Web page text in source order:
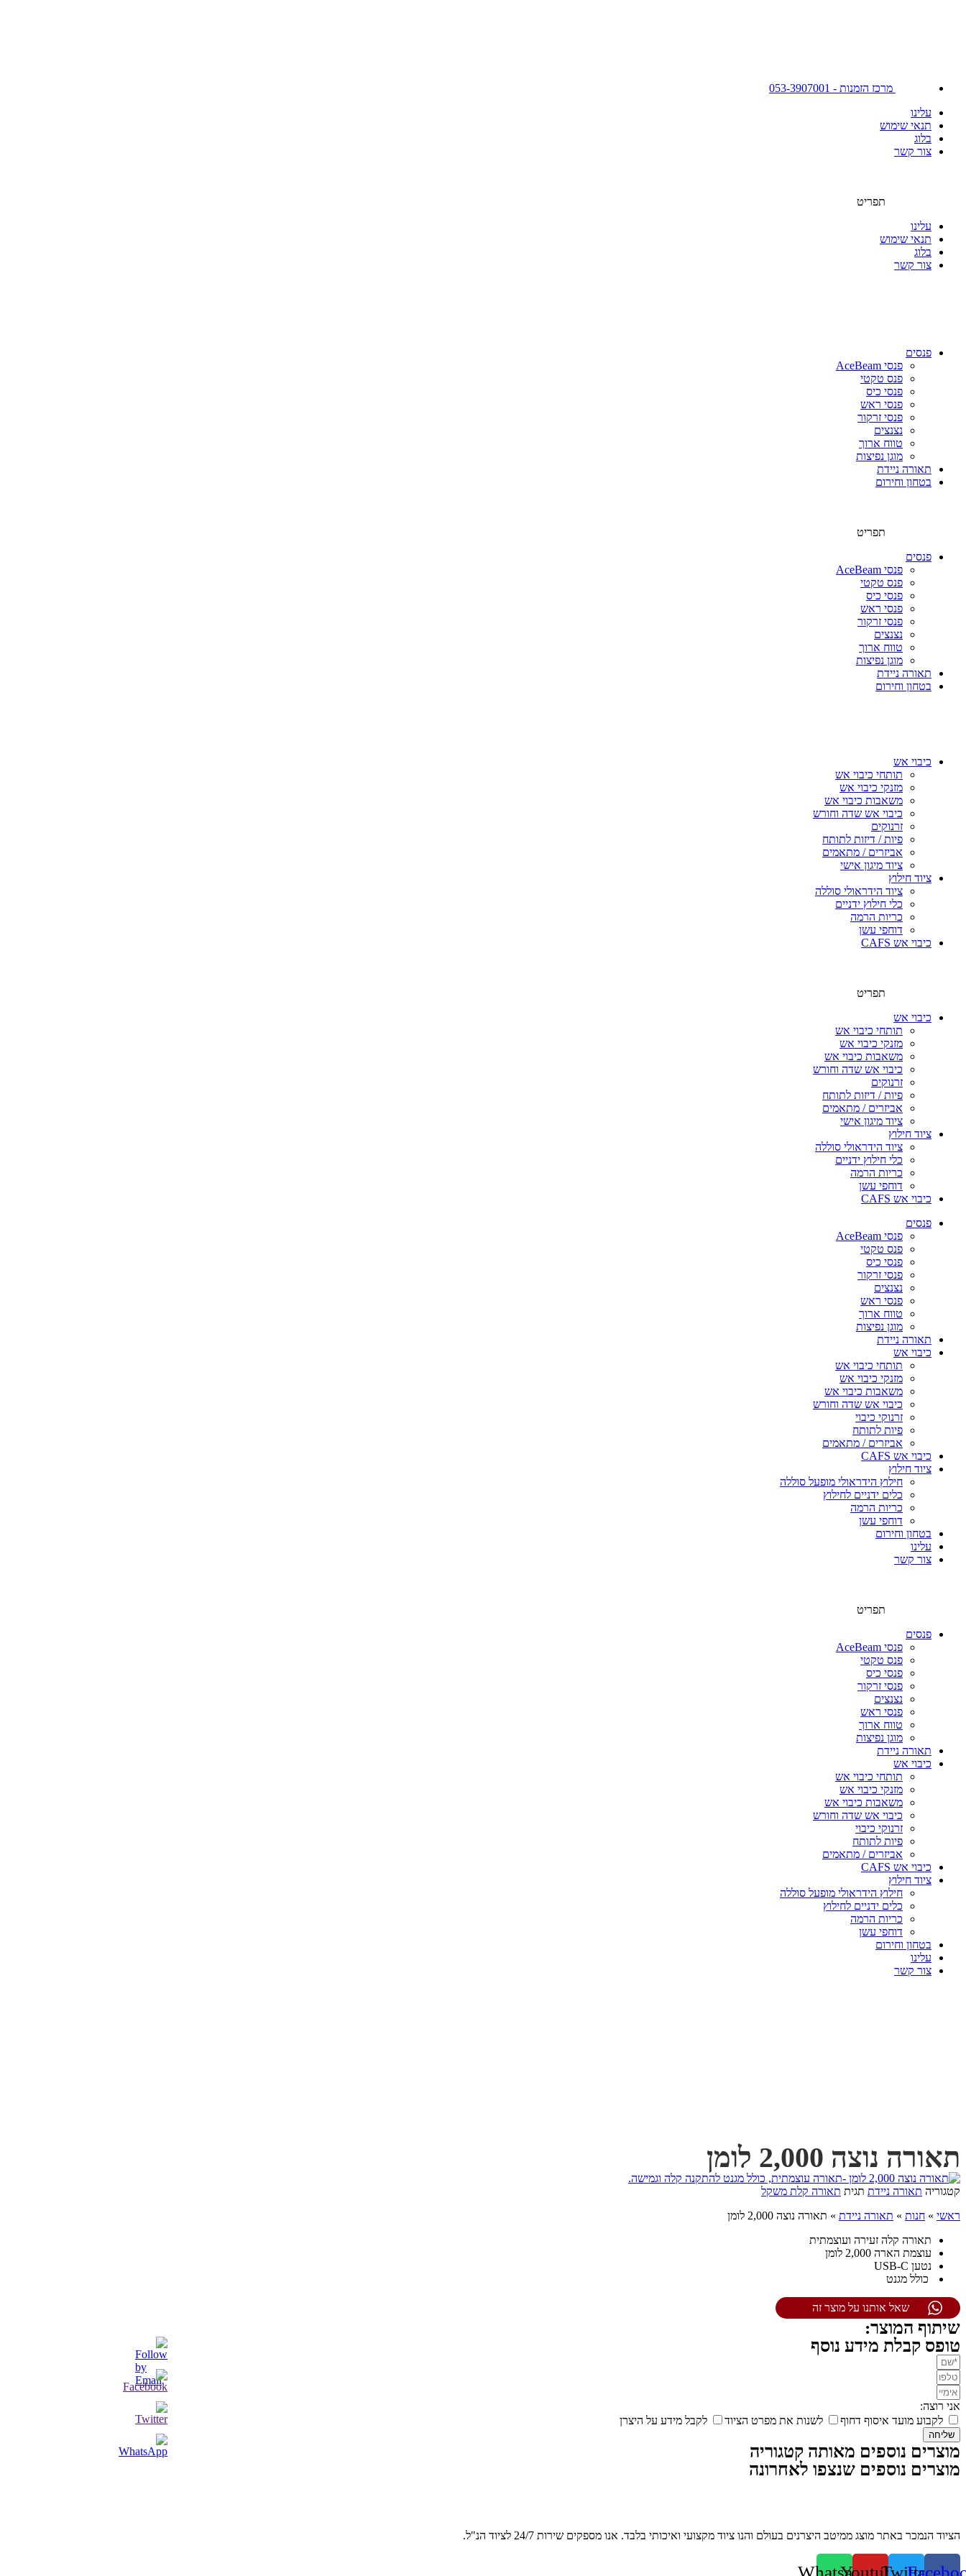
מרכז הזמנות - 053-3907001
עלינו
תנאי שימוש
בלוג
צור קשר
תפריט
עלינו
תנאי שימוש
בלוג
צור קשר
פנסים
פנסי AceBeam
פנס טקטי
פנסי כיס
פנסי ראש
פנסי זרקור
נצנצים
טווח ארוך
מוגן נפיצות
תאורה ניידת
בטחון וחירום
תפריט
פנסים
פנסי AceBeam
פנס טקטי
פנסי כיס
פנסי ראש
פנסי זרקור
נצנצים
טווח ארוך
מוגן נפיצות
תאורה ניידת
בטחון וחירום
כיבוי אש
תותחי כיבוי אש
מזנקי כיבוי אש
משאבות כיבוי אש
כיבוי אש שדה וחורש
זרנוקים
פיות / דיזות לתותח
אביזרים / מתאמים
ציוד מיגון אישי
ציוד חילוץ
ציוד הידראולי סוללה
כלי חילוץ ידניים
כריות הרמה
דוחפי עשן
כיבוי אש CAFS
תפריט
כיבוי אש
תותחי כיבוי אש
מזנקי כיבוי אש
משאבות כיבוי אש
כיבוי אש שדה וחורש
זרנוקים
פיות / דיזות לתותח
אביזרים / מתאמים
ציוד מיגון אישי
ציוד חילוץ
ציוד הידראולי סוללה
כלי חילוץ ידניים
כריות הרמה
דוחפי עשן
כיבוי אש CAFS
פנסים
פנסי AceBeam
פנס טקטי
פנסי כיס
פנסי זרקור
נצנצים
פנסי ראש
טווח ארוך
מוגן נפיצות
תאורה ניידת
כיבוי אש
תותחי כיבוי אש
מזנקי כיבוי אש
משאבות כיבוי אש
כיבוי אש שדה וחורש
זרנוקי כיבוי
פיות לתותח
אביזרים / מתאמים
כיבוי אש CAFS
ציוד חילוץ
חילוץ הידראולי מופעל סוללה
כלים ידניים לחילוץ
כריות הרמה
דוחפי עשן
בטחון וחירום
עלינו
צור קשר
תפריט
פנסים
פנסי AceBeam
פנס טקטי
פנסי כיס
פנסי זרקור
נצנצים
פנסי ראש
טווח ארוך
מוגן נפיצות
תאורה ניידת
כיבוי אש
תותחי כיבוי אש
מזנקי כיבוי אש
משאבות כיבוי אש
כיבוי אש שדה וחורש
זרנוקי כיבוי
פיות לתותח
אביזרים / מתאמים
כיבוי אש CAFS
ציוד חילוץ
חילוץ הידראולי מופעל סוללה
כלים ידניים לחילוץ
כריות הרמה
דוחפי עשן
בטחון וחירום
עלינו
צור קשר
תאורה נוצה 2,000 לומן‎
קטגוריה תאורה ניידת תגית תאורה קלת משקל
ראשי » חנות » תאורה ניידת » תאורה נוצה 2,000 לומן‎
תאורה קלה זעירה ועוצמתית
עוצמת הארה 2,000 לומן
נטען USB-C
כולל מגנט
שאל אותנו על מוצר זה
שיתוף המוצר:
טופס קבלת מידע נוסף
אני רוצה:
לקבוע מועד איסוף דחוף
לשנות את מפרט הציוד לקבל מידע על היצרן
שליחה
מוצרים נוספים מאותה קטגוריה
מוצרים נוספים שנצפו לאחרונה
הציוד הנמכר באתר מוצג ממיטב היצרנים בעולם והנו ציוד מקצועי ואיכותי בלבד. אנו מספקים שירות 24/7 לציוד הנ"ל.
Twitter
Youtube
Whatsapp